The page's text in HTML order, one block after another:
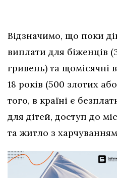
Відзначимо, що поки
виплати для біженців
гривень) та щомісячні
18 років (500 злотих
того, в країні є
для дітей, доступ до
та житло з